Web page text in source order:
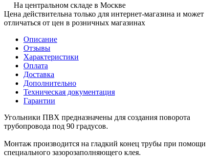
На центральном складе в Москве
Цена действительна только для интернет-магазина и может
отличаться от цен в розничных магазинах
Описание
Отзывы
Характеристики
Оплата
Доставка
Дополнительно
Техническая документация
Гарантии
Угольники ПВХ предназначены для создания поворота
трубопровода под 90 градусов.
Монтаж производится на гладкий конец трубы при помощи
специального зазорозаполняющего клея.